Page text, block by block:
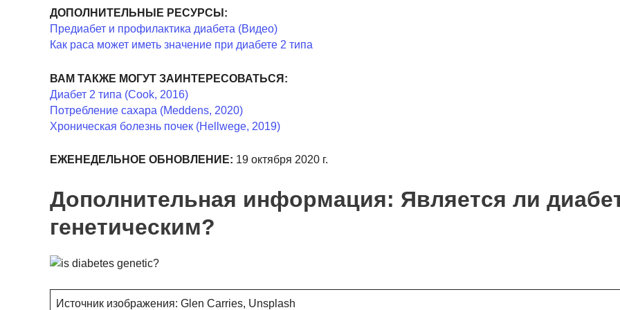
ДОПОЛНИТЕЛЬНЫЕ РЕСУРСЫ:
Предиабет и профилактика диабета (Видео)
Как раса может иметь значение при диабете 2 типа
ВАМ ТАКЖЕ МОГУТ ЗАИНТЕРЕСОВАТЬСЯ:
Диабет 2 типа (Cook, 2016)
Потребление сахара (Meddens, 2020)
Хроническая болезнь почек (Hellwege, 2019)
ЕЖЕНЕДЕЛЬНОЕ ОБНОВЛЕНИЕ: 19 октября 2020 г.
Дополнительная информация: Является ли
генетическим?
Источник изображения: Glen Carries, Unsplash